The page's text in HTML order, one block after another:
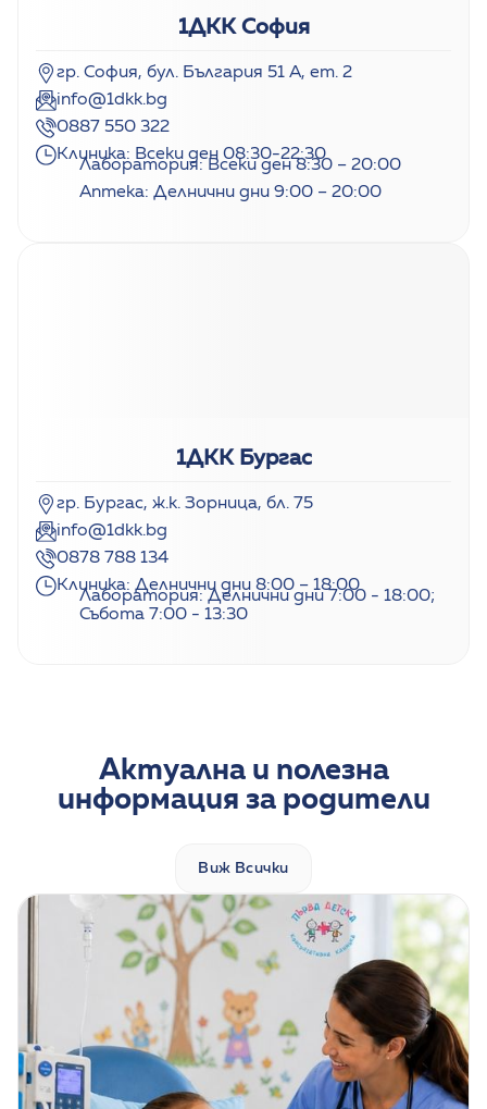
1ДКК София
гр. София, бул. България 51 А, ет. 2
info@1dkk.bg
0887 550 322
Клиника: Всеки ден 08:30-22:30
Лаборатория: Всеки ден 8:30 – 20:00
Аптека: Делнични дни 9:00 – 20:00
1ДКК Бургас
гр. Бургас, ж.к. Зорница, бл. 75
info@1dkk.bg
0878 788 134
Клиника: Делнични дни 8:00 – 18:00
Лаборатория: Делнични дни 7:00 - 18:00;
Събота 7:00 - 13:30
Актуална и полезна
информация за родители
Виж Всички